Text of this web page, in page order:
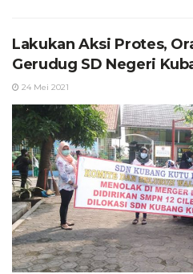
Lakukan Aksi Protes,
Gerudug SD Negeri
24 Mei 2021